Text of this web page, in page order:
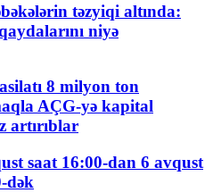
təzyiqi altında:
niyə
8 milyon ton
AÇG-yə kapital
artırıblar
saat 16:00-dan 6 avqust
dək